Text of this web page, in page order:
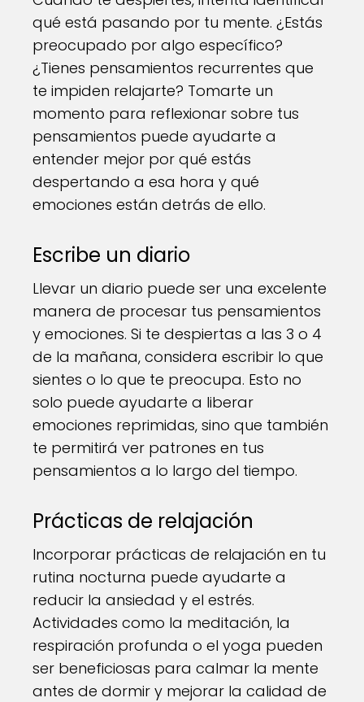
qué está pasando por tu mente. ¿Estás
preocupado por algo específico?
¿Tienes pensamientos recurrentes que
te impiden relajarte? Tomarte un
momento para reflexionar sobre tus
pensamientos puede ayudarte a
entender mejor por qué estás
despertando a esa hora y qué
emociones están detrás de ello.
Escribe un diario
Llevar un diario puede ser una excelente
manera de procesar tus pensamientos
y emociones. Si te despiertas a las 3 o 4
de la mañana, considera escribir lo que
sientes o lo que te preocupa. Esto no
solo puede ayudarte a liberar
emociones reprimidas, sino que también
te permitirá ver patrones en tus
pensamientos a lo largo del tiempo.
Prácticas de relajación
Incorporar prácticas de relajación en tu
rutina nocturna puede ayudarte a
reducir la ansiedad y el estrés.
Actividades como la meditación, la
respiración profunda o el yoga pueden
ser beneficiosas para calmar la mente
antes de dormir y mejorar la calidad de